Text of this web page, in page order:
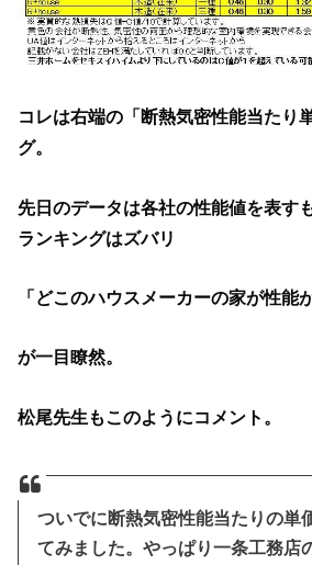
コレは右端の「断熱気密性能当たり
グ。
先日のデータは各社の性能値を表す
ランキングはズバリ
「どこのハウスメーカーの家が性能
が一目瞭然。
松尾先生もこのようにコメント。
ついでに断熱気密性能当たりの単
てみました。やっぱり一条工務店